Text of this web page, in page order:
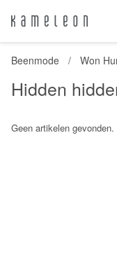
Beenmode Won
Hidden
Geen artikelen gevonden.